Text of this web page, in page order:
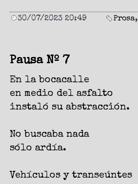
30/07/2023 20:49 Prosa,
Pausa Nº 7
En la bocacalle
en medio del asfalto
instaló su abstracción.
No buscaba nada
sólo ardía.
Vehículos y transeúntes